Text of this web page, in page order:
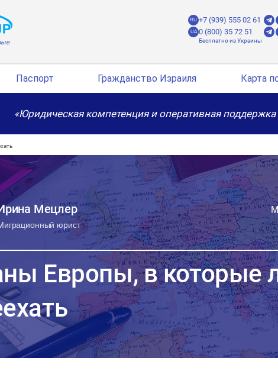
RU +7 (939) 555 02 61
UA 0 (800) 35 72 51
Паспорт Гражданство Израиля Карта
«Юридическая компетенция и оперативная
Мецлер
юрист
Европы, в которые